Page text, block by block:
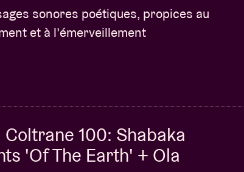
sonores poétiques, propices au
et à l’émerveillement
Coltrane 100: Shabaka
'Of The Earth' + Ola